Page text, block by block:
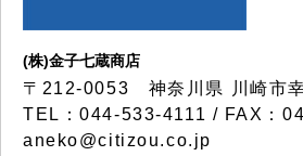
(株)金子七蔵商店
〒212-0053 神奈川県 川崎市
TEL：044-533-4111 / FAX：
aneko@citizou.co.jp